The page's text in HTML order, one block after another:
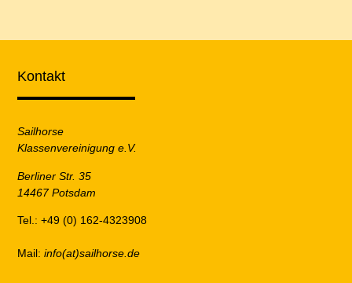
Kontakt
Sailhorse
Klassenvereinigung e.V.
Berliner Str. 35
14467 Potsdam
Tel.: +49 (0) 162-4323908
Mail:info(at)sailhorse.de